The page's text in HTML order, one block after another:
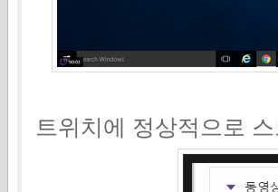
트위치에 정상적으로